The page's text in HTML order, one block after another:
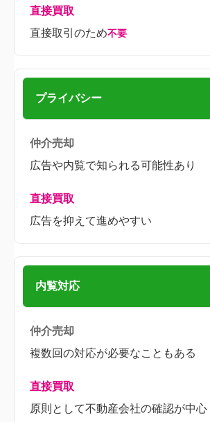
直接取引のため不要
プライバシー
広告や内覧で知られる可能性あり
広告を抑えて進めやすい
内覧対応
複数回の対応が必要なこともある
原則として不動産会社の確認が中心